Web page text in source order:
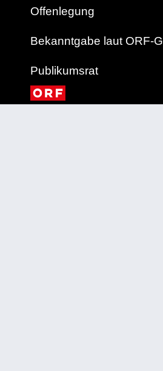
Offenlegung
Bekanntgabe laut ORF-G
Publikumsrat